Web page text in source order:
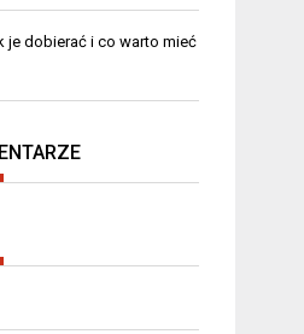
je dobierać i co warto mieć